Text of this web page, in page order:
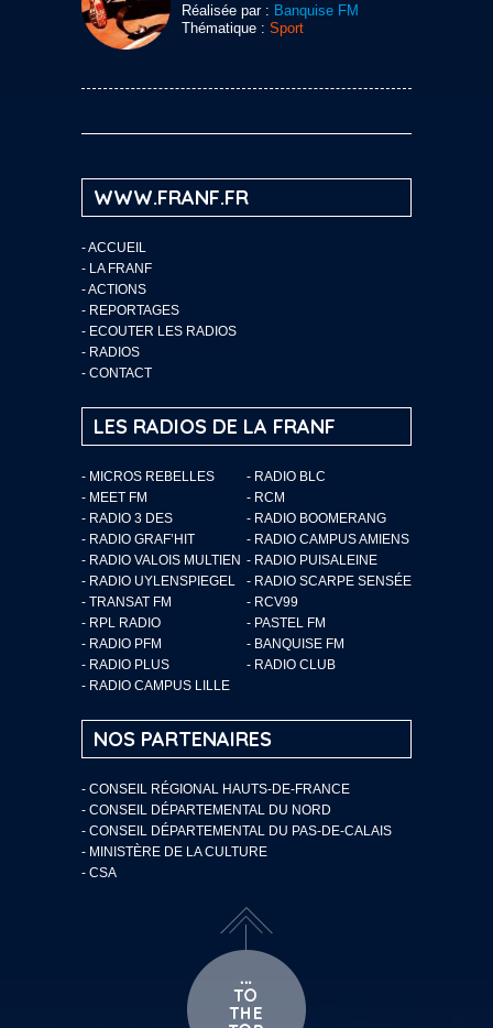
Réalisée par : Banquise FM
Thématique : Sport
WWW.FRANF.FR
-ACCUEIL
- LA FRANF
-ACTIONS
- REPORTAGES
- ECOUTER LES RADIOS
- RADIOS
- CONTACT
LES RADIOS DE LA FRANF
- MICROS REBELLES
- RADIO BLC
- MEET FM
- RCM
- RADIO 3 DES
- RADIO BOOMERANG
- RADIO GRAF’HIT
- RADIO CAMPUS AMIENS
- RADIO VALOIS MULTIEN - RADIO PUISALEINE
- RADIO UYLENSPIEGEL
- RADIO SCARPE SENSÉE
- TRANSAT FM
- RCV99
- RPL RADIO
- PASTEL FM
- RADIO PFM
- BANQUISE FM
- RADIO PLUS
- RADIO CLUB
- RADIO CAMPUS LILLE
NOS PARTENAIRES
- CONSEIL RÉGIONAL HAUTS-DE-FRANCE
- CONSEIL DÉPARTEMENTAL DU NORD
- CONSEIL DÉPARTEMENTAL DU PAS-DE-CALAIS
- MINISTÈRE DE LA CULTURE
- CSA